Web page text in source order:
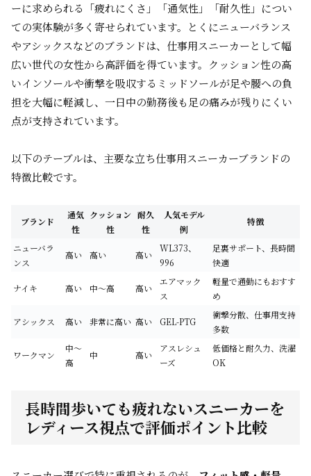
ーに求められる「疲れにくさ」「通気性」「耐久性」につい
ての実体験が多く寄せられています。とくにニューバランス
やアシックスなどのブランドは、仕事用スニーカーとして幅
広い世代の女性から高評価を得ています。クッション性の高
いインソールや衝撃を吸収するミッドソールが足や腰への負
担を大幅に軽減し、一日中の勤務後も足の痛みが残りにくい
点が支持されています。
以下のテーブルは、主要な立ち仕事用スニーカーブランドの
特徴比較です。
ブランド
通気
性
クッション
性
耐久
性
人気モデル
例
特徴
ニューバラ
ンス
高い 高い 高い
WL373、
996
足裏サポート、長時間
快適
ナイキ 高い 中〜高 高い
エアマック
ス
軽量で通勤にもおすす
め
アシックス 高い 非常に高い 高い GEL-PTG
衝撃分散、仕事用支持
多数
ワークマン
中〜
高
中 高い
アスレシュ
ーズ
低価格と耐久力、洗濯
OK
長時間歩いても疲れないスニーカーを
レディース視点で評価ポイント比較